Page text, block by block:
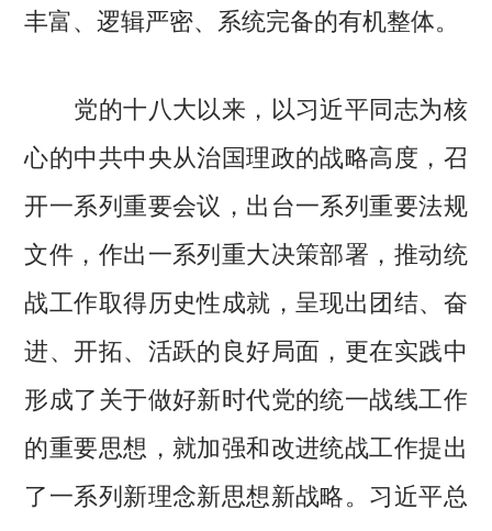
丰富、逻辑严密、系统完备的有机整体。
党的十八大以来，以习近平同志为核
心的中共中央从治国理政的战略高度，召
开一系列重要会议，出台一系列重要法规
文件，作出一系列重大决策部署，推动统
战工作取得历史性成就，呈现出团结、奋
进、开拓、活跃的良好局面，更在实践中
形成了关于做好新时代党的统一战线工作
的重要思想，就加强和改进统战工作提出
了一系列新理念新思想新战略。习近平总